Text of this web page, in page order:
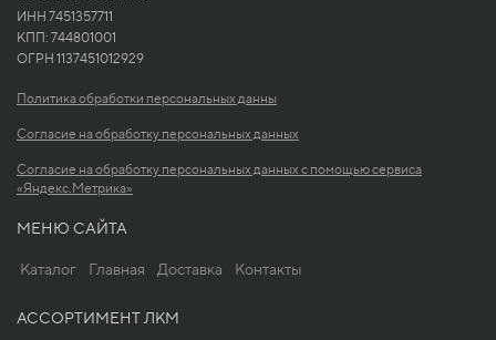
ИНН 7451357711
КПП: 744801001
ОГРН 1137451012929
Политика обработки персональных данны
Согласие на обработку персональных данных
Согласие на обработку персональных данных с помощью сервиса
«Яндекс.Метрика»
МЕНЮ САЙТА
Каталог Главная Доставка Контакты
АССОРТИМЕНТ ЛКМ